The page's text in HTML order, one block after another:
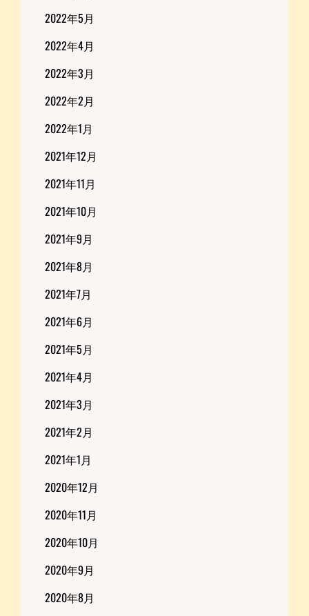
2022年5月
2022年4月
2022年3月
2022年2月
2022年1月
2021年12月
2021年11月
2021年10月
2021年9月
2021年8月
2021年7月
2021年6月
2021年5月
2021年4月
2021年3月
2021年2月
2021年1月
2020年12月
2020年11月
2020年10月
2020年9月
2020年8月